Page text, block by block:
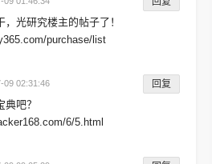
光研究楼主的帖子了！
purchase/list
09 02:31:46 回复
吧？
6/5.html